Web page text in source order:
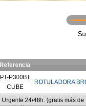
Referencia
PT-P300BT
CUBE
ROTULADORA